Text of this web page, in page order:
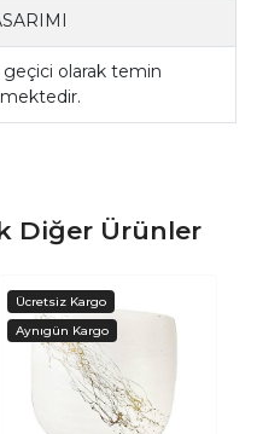
geçici olarak temin
Diğer Ürünler